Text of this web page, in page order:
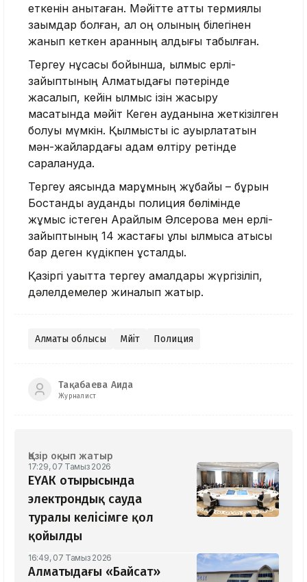
еткенін анықтаған. Мәйітте қатты термиялық
зақымдар болған, ал оң қолының білегінен
жанып кеткен арқанның қалдығы табылған.
Тергеу нұсқасы бойынша, қылмыс ерлі-
зайыптының Алматыдағы пәтерінде
жасалып, кейін қылмыс ізін жасыру
мақсатында мәйіт Кеген ауданына жеткізілген
болуы мүмкін. Қылмыстық іс ауырлататын
мән-жайлардағы адам өлтіру ретінде
саралануда.
Тергеу аясында марқұмның жұбайы – бұрын
Бостандық аудандық полиция бөлімінде
жұмыс істеген Арайлым Әлсерова мен ерлі-
зайыптының 14 жастағы ұлы қылмысқа қатысы
бар деген күдікпен ұсталды.
Қазіргі уақытта тергеу амалдары жүргізіліп,
дәлелдемелер жиналып жатыр.
Алматы облысы Мәйіт Полиция
Тақабаева Аида
Журналист
Қазір оқып жатыр
17:29, 07 Тамыз 2026
ЕҮАК отырысында
электрондық сауда
туралы келісімге қол
қойылды
16:49, 07 Тамыз 2026
Алматыдағы «Байсат»